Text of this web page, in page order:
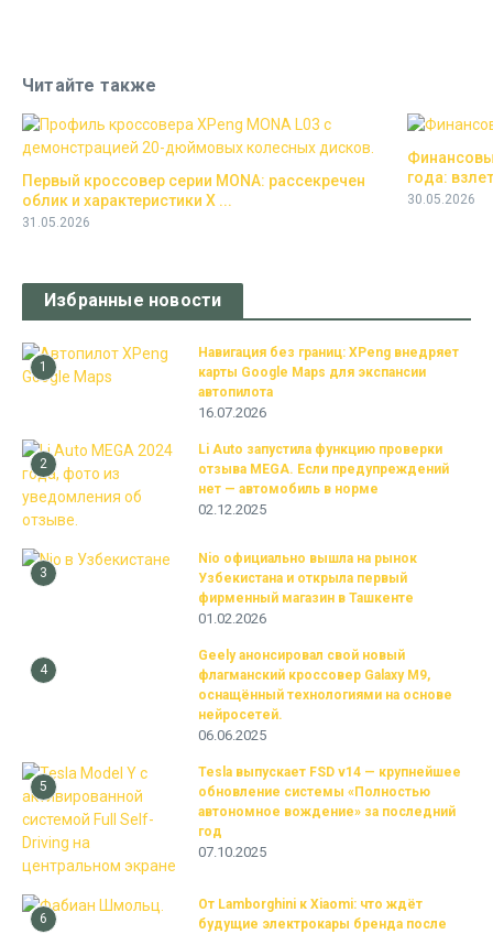
Читайте также
Первый кроссовер серии MONA: рассекречен
облик и характеристики X ...
31.05.2026
года:
30.05.2026
Избранные новости
1
Навигация без границ: XPeng внедряет
карты Google Maps для экспансии
автопилота
16.07.2026
2
Li Auto запустила функцию проверки
отзыва MEGA. Если предупреждений
нет — автомобиль в норме
02.12.2025
3
Nio официально вышла на рынок
Узбекистана и открыла первый
фирменный магазин в Ташкенте
01.02.2026
4
Geely анонсировал свой новый
флагманский кроссовер Galaxy M9,
оснащённый технологиями на основе
нейросетей.
06.06.2025
5
Tesla выпускает FSD v14 — крупнейшее
обновление системы «Полностью
автономное вождение» за последний
год
07.10.2025
6
От Lamborghini к Xiaomi: что ждёт
будущие электрокары бренда после